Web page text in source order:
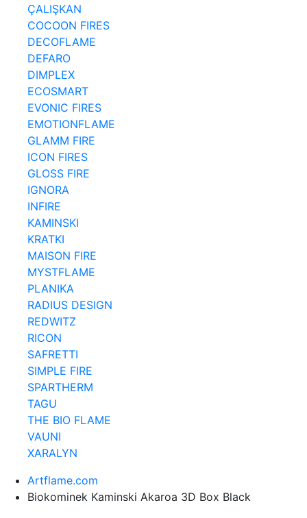
ÇALIŞKAN
COCOON FIRES
DECOFLAME
DEFARO
DIMPLEX
ECOSMART
EVONIC FIRES
EMOTIONFLAME
GLAMM FIRE
ICON FIRES
GLOSS FIRE
IGNORA
INFIRE
KAMINSKI
KRATKI
MAISON FIRE
MYSTFLAME
PLANIKA
RADIUS DESIGN
REDWITZ
RICON
SAFRETTI
SIMPLE FIRE
SPARTHERM
TAGU
THE BIO FLAME
VAUNI
XARALYN
Artflame.com
Biokominek Kaminski Akaroa 3D Box Black